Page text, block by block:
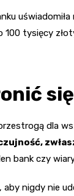
100 tysięcy
dla
bank czy
aby nigdy nie